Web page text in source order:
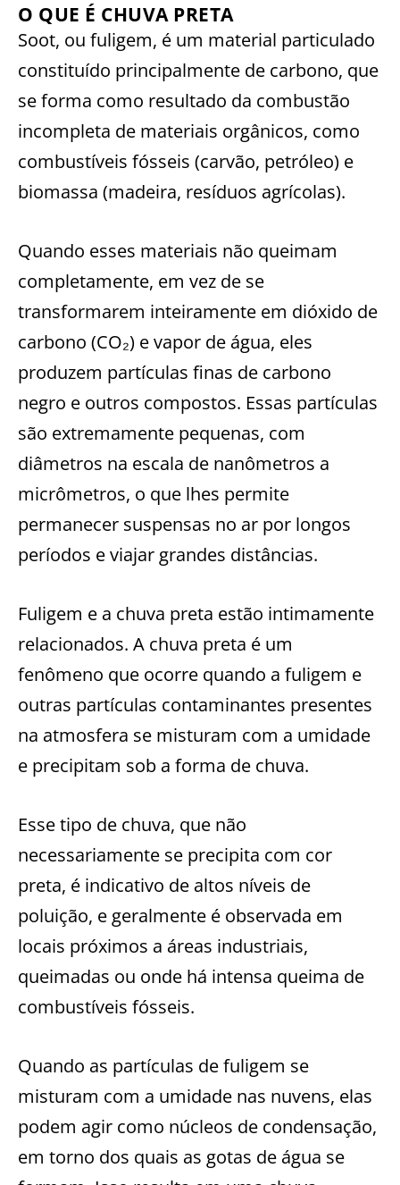
O QUE É CHUVA PRETA
Soot, ou fuligem, é um material particulado
constituído principalmente de carbono, que
se forma como resultado da combustão
incompleta de materiais orgânicos, como
combustíveis fósseis (carvão, petróleo) e
biomassa (madeira, resíduos agrícolas).
Quando esses materiais não queimam
completamente, em vez de se
transformarem inteiramente em dióxido de
carbono (CO₂) e vapor de água, eles
produzem partículas finas de carbono
negro e outros compostos. Essas partículas
são extremamente pequenas, com
diâmetros na escala de nanômetros a
micrômetros, o que lhes permite
permanecer suspensas no ar por longos
períodos e viajar grandes distâncias.
Fuligem e a chuva preta estão intimamente
relacionados. A chuva preta é um
fenômeno que ocorre quando a fuligem e
outras partículas contaminantes presentes
na atmosfera se misturam com a umidade
e precipitam sob a forma de chuva.
Esse tipo de chuva, que não
necessariamente se precipita com cor
preta, é indicativo de altos níveis de
poluição, e geralmente é observada em
locais próximos a áreas industriais,
queimadas ou onde há intensa queima de
combustíveis fósseis.
Quando as partículas de fuligem se
misturam com a umidade nas nuvens, elas
podem agir como núcleos de condensação,
em torno dos quais as gotas de água se